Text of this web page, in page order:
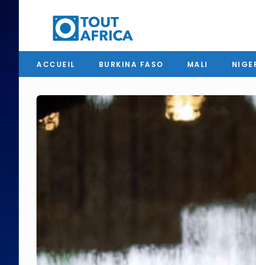
ACCUEIL BURKINA FASO MALI